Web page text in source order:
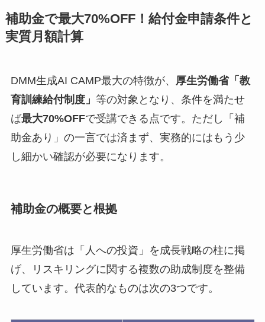
補助金で最大70%OFF！給付金申請条件と
実質月額計算
DMM生成AI CAMP最大の特徴が、 厚生労働省「教
育訓練給付制度」 等の対象となり、条件を満たせ
ば最大70%OFFで受講できる点です。ただし「補
助金あり」の一言では済まず、実務的にはもう少
し細かい確認が必要になります。
補助金の概要と根拠
厚生労働省は「人への投資」を成長戦略の柱に掲
げ、リスキリングに関する複数の助成制度を整備
しています。代表的なものは次の3つです。